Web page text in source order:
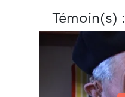
Témoin(s) :